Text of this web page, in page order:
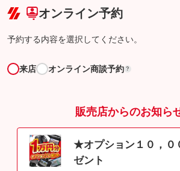
オンライン予約
予約する内容を選択してください。
来店 オンライン商談予約 ?
販売店からのお知ら
★オプション１０，０
ゼント